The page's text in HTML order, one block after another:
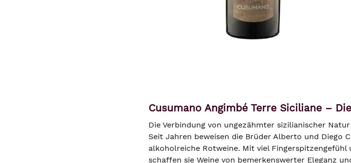
Cusumano Angimbé Terre Siciliane –
Die Verbindung von ungezähmter sizilianischer
Seit Jahren beweisen die Brüder Alberto und Diego
alkoholreiche Rotweine. Mit viel
schaffen sie Weine von bemerkenswerter Eleganz